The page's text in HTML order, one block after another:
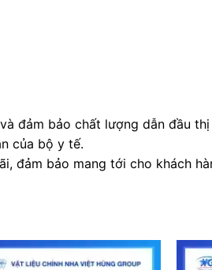
đảm bảo chất lượng dẫn đầu
của bộ y tế.
đảm bảo mang tới cho khách